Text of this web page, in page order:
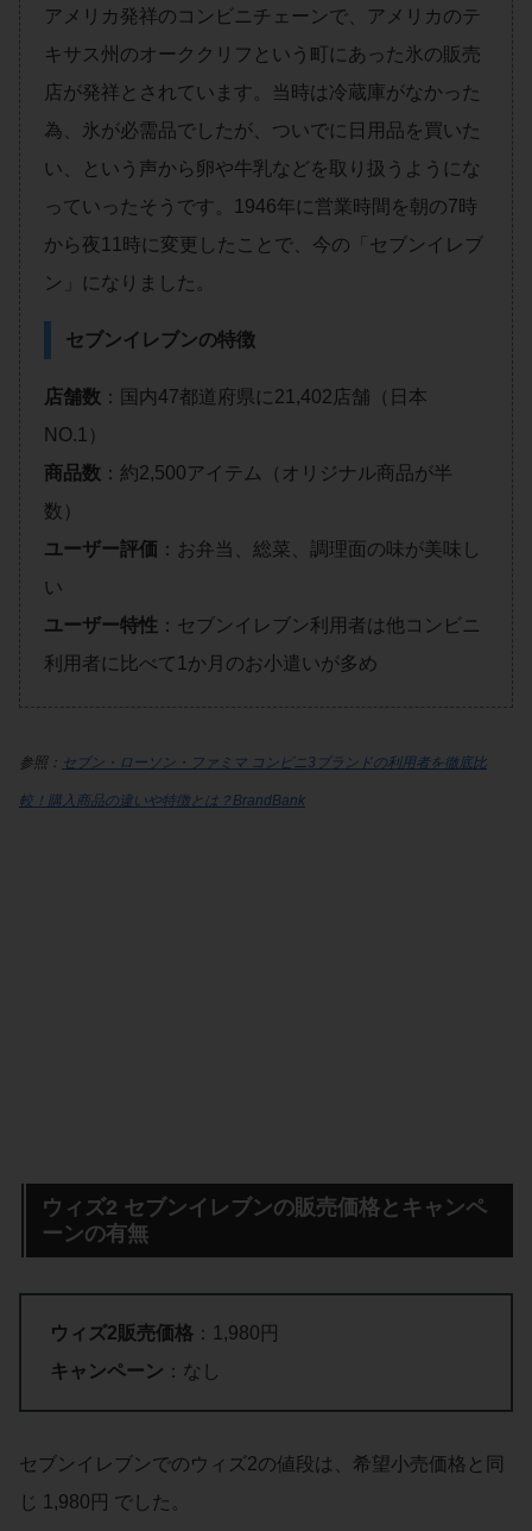
アメリカ発祥のコンビニチェーンで、アメリカのテ
キサス州のオーククリフという町にあった氷の販売
店が発祥とされています。当時は冷蔵庫がなかった
為、氷が必需品でしたが、ついでに日用品を買いた
い、という声から卵や牛乳などを取り扱うようにな
っていったそうです。1946年に営業時間を朝の7時
から夜11時に変更したことで、今の「セブンイレブ
ン」になりました。
セブンイレブンの特徴
店舗数 ：国内47都道府県に21,402店舗（日本
NO.1）
商品数 ：約2,500アイテム（オリジナル商品が半
数）
ユーザー評価 ：お弁当、総菜、調理面の味が美味し
い
ユーザー特性 ：セブンイレブン利用者は他コンビニ
利用者に比べて1か月のお小遣いが多め
参照： セブン・ローソン・ファミマ コンビニ3ブランドの利用者を徹底比
較！購入商品の違いや特徴とは？BrandBank
ウィズ2 セブンイレブンの販売価格とキャンペ
ーンの有無
ウィズ2販売価格 ：1,980円
キャンペーン ：なし
セブンイレブンでのウィズ2の値段は、希望小売価格と同
じ 1,980円 でした。